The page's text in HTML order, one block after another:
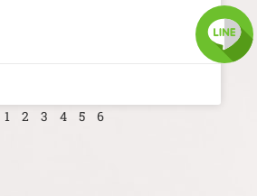
1 2 3 4 5 6